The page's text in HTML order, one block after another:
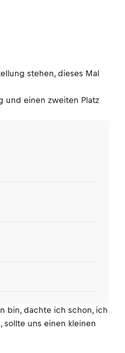
stehen, dieses Mal
und einen zweiten Platz
bin, dachte ich schon, ich
sollte uns einen kleinen